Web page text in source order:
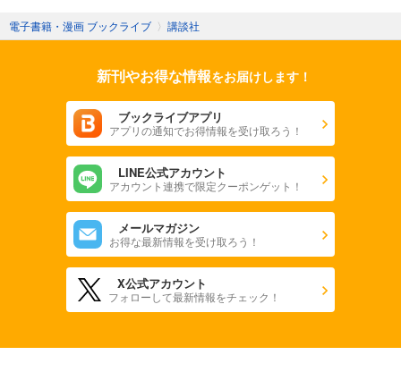
電子書籍・漫画 ブックライブ 〉 講談社
新刊やお得な情報をお届けします！
ブックライブアプリ
アプリの通知でお得情報を受け取ろう！
LINE公式アカウント
アカウント連携で限定クーポンゲット！
メールマガジン
お得な最新情報を受け取ろう！
X公式アカウント
フォローして最新情報をチェック！